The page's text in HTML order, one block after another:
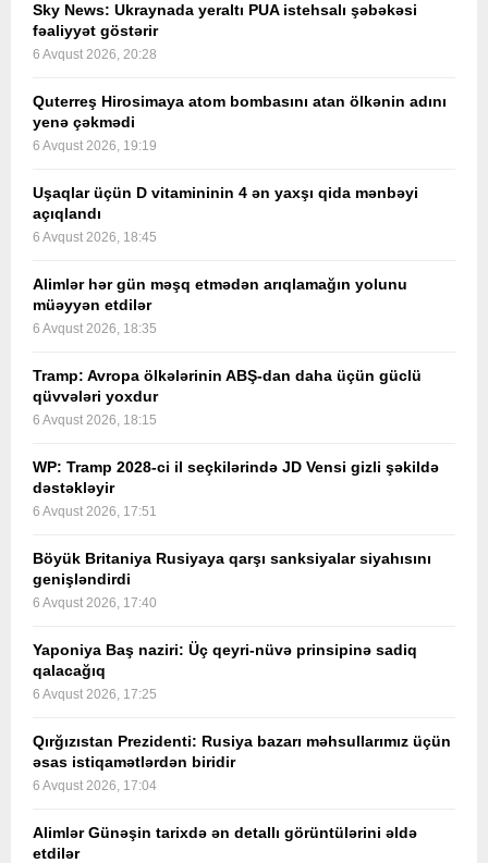
Sky News: Ukraynada yeraltı PUA istehsalı şəbəkəsi
fəaliyyət göstərir
6 Avqust 2026, 20:28
Quterreş Hirosimaya atom bombasını atan ölkənin adını
yenə çəkmədi
6 Avqust 2026, 19:19
Uşaqlar üçün D vitamininin 4 ən yaxşı qida mənbəyi
açıqlandı
6 Avqust 2026, 18:45
Alimlər hər gün məşq etmədən arıqlamağın yolunu
müəyyən etdilər
6 Avqust 2026, 18:35
Tramp: Avropa ölkələrinin ABŞ-dan daha üçün güclü
qüvvələri yoxdur
6 Avqust 2026, 18:15
WP: Tramp 2028-ci il seçkilərində JD Vensi gizli şəkildə
dəstəkləyir
6 Avqust 2026, 17:51
Böyük Britaniya Rusiyaya qarşı sanksiyalar siyahısını
genişləndirdi
6 Avqust 2026, 17:40
Yaponiya Baş naziri: Üç qeyri-nüvə prinsipinə sadiq
qalacağıq
6 Avqust 2026, 17:25
Qırğızıstan Prezidenti: Rusiya bazarı məhsullarımız üçün
əsas istiqamətlərdən biridir
6 Avqust 2026, 17:04
Alimlər Günəşin tarixdə ən detallı görüntülərini əldə
etdilər